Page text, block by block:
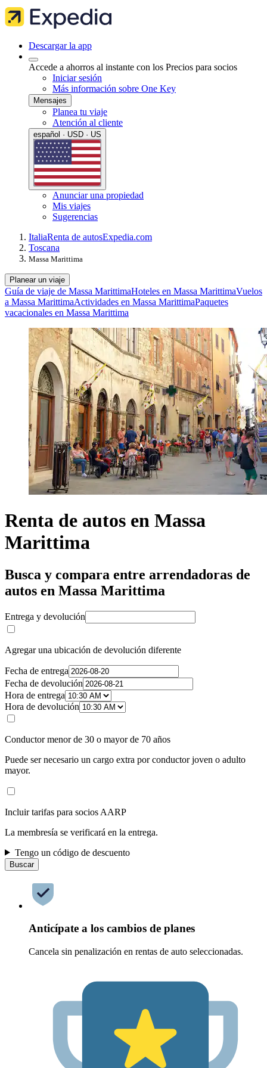
Descargar la app
Accede a ahorros al instante con los Precios para socios
Iniciar sesión
Más información sobre One Key
Mensajes
Planea tu viaje
Atención al cliente
español · USD · US
Anunciar una propiedad
Mis viajes
Sugerencias
ItaliaRenta de autosExpedia.com
Toscana
Massa Marittima
Planear un viaje
Guía de viaje de Massa MarittimaHoteles en Massa MarittimaVuelos
a Massa MarittimaActividades en Massa MarittimaPaquetes
vacacionales en Massa Marittima
Renta de autos en Massa
Marittima
Busca y compara entre arrendadoras de
autos en Massa Marittima
Entrega y devolución
Agregar una ubicación de devolución diferente
Fecha de entrega
Fecha de devolución
Hora de entrega
Hora de devolución
Conductor menor de 30 o mayor de 70 años
Puede ser necesario un cargo extra por conductor joven o adulto
mayor.
Incluir tarifas para socios AARP
La membresía se verificará en la entrega.
Tengo un código de descuento
Buscar
Anticípate a los cambios de planes
Cancela sin penalización en rentas de auto seleccionadas.